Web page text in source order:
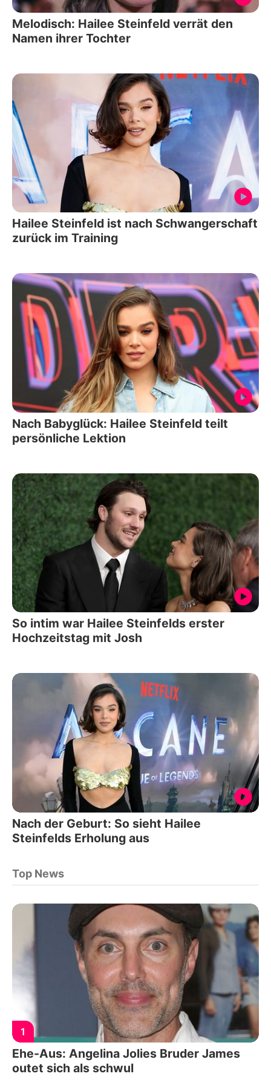
Melodisch: Hailee Steinfeld verrät den
Namen ihrer Tochter
Hailee Steinfeld ist nach Schwangerschaft
zurück im Training
Nach Babyglück: Hailee Steinfeld teilt
persönliche Lektion
So intim war Hailee Steinfelds erster
Hochzeitstag mit Josh
Nach der Geburt: So sieht Hailee
Steinfelds Erholung aus
Top News
1
Ehe-Aus: Angelina Jolies Bruder James
outet sich als schwul